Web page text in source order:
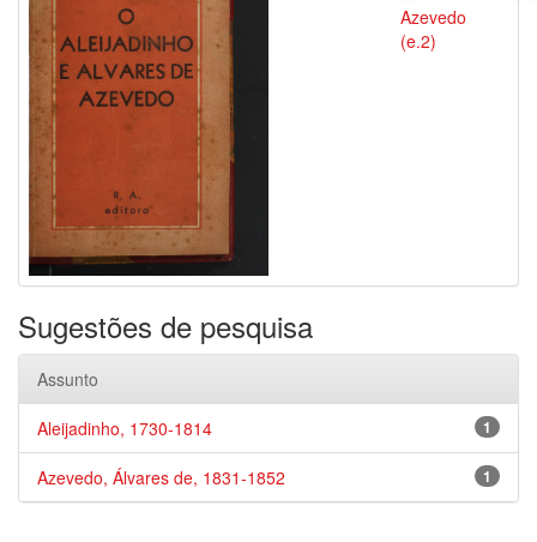
Azevedo
(e.2)
Sugestões de pesquisa
Assunto
1
Aleijadinho, 1730-1814
1
Azevedo, Álvares de, 1831-1852